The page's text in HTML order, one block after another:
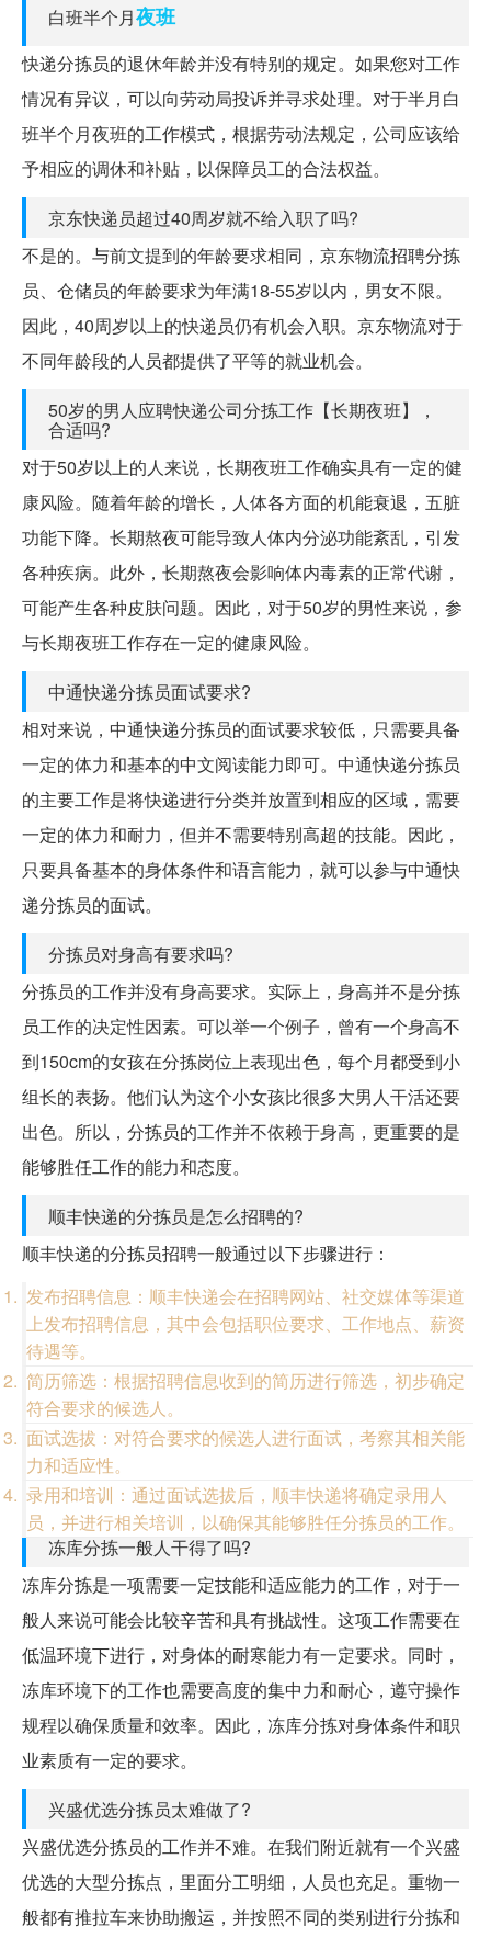
白班半个月夜班
快递分拣员的退休年龄并没有特别的规定。如果您对工作
情况有异议，可以向劳动局投诉并寻求处理。对于半月白
班半个月夜班的工作模式，根据劳动法规定，公司应该给
予相应的调休和补贴，以保障员工的合法权益。
京东快递员超过40周岁就不给入职了吗?
不是的。与前文提到的年龄要求相同，京东物流招聘分拣
员、仓储员的年龄要求为年满18-55岁以内，男女不限。
因此，40周岁以上的快递员仍有机会入职。京东物流对于
不同年龄段的人员都提供了平等的就业机会。
50岁的男人应聘快递公司分拣工作【长期夜班】，
合适吗?
对于50岁以上的人来说，长期夜班工作确实具有一定的健
康风险。随着年龄的增长，人体各方面的机能衰退，五脏
功能下降。长期熬夜可能导致人体内分泌功能紊乱，引发
各种疾病。此外，长期熬夜会影响体内毒素的正常代谢，
可能产生各种皮肤问题。因此，对于50岁的男性来说，参
与长期夜班工作存在一定的健康风险。
中通快递分拣员面试要求?
相对来说，中通快递分拣员的面试要求较低，只需要具备
一定的体力和基本的中文阅读能力即可。中通快递分拣员
的主要工作是将快递进行分类并放置到相应的区域，需要
一定的体力和耐力，但并不需要特别高超的技能。因此，
只要具备基本的身体条件和语言能力，就可以参与中通快
递分拣员的面试。
分拣员对身高有要求吗?
分拣员的工作并没有身高要求。实际上，身高并不是分拣
员工作的决定性因素。可以举一个例子，曾有一个身高不
到150cm的女孩在分拣岗位上表现出色，每个月都受到小
组长的表扬。他们认为这个小女孩比很多大男人干活还要
出色。所以，分拣员的工作并不依赖于身高，更重要的是
能够胜任工作的能力和态度。
顺丰快递的分拣员是怎么招聘的?
顺丰快递的分拣员招聘一般通过以下步骤进行：
发布招聘信息：顺丰快递会在招聘网站、社交媒体等渠道
上发布招聘信息，其中会包括职位要求、工作地点、薪资
待遇等。
简历筛选：根据招聘信息收到的简历进行筛选，初步确定
符合要求的候选人。
面试选拔：对符合要求的候选人进行面试，考察其相关能
力和适应性。
录用和培训：通过面试选拔后，顺丰快递将确定录用人
员，并进行相关培训，以确保其能够胜任分拣员的工作。
冻库分拣一般人干得了吗?
冻库分拣是一项需要一定技能和适应能力的工作，对于一
般人来说可能会比较辛苦和具有挑战性。这项工作需要在
低温环境下进行，对身体的耐寒能力有一定要求。同时，
冻库环境下的工作也需要高度的集中力和耐心，遵守操作
规程以确保质量和效率。因此，冻库分拣对身体条件和职
业素质有一定的要求。
兴盛优选分拣员太难做了?
兴盛优选分拣员的工作并不难。在我们附近就有一个兴盛
优选的大型分拣点，里面分工明细，人员也充足。重物一
般都有推拉车来协助搬运，并按照不同的类别进行分拣和